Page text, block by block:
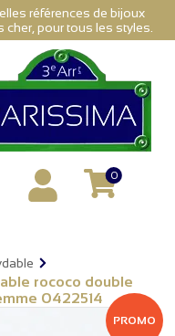
références de bijoux
pour tous les styles.
0
rococo double
0422514
PROMO